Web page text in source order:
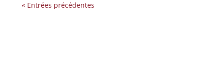
« Entrées précédentes